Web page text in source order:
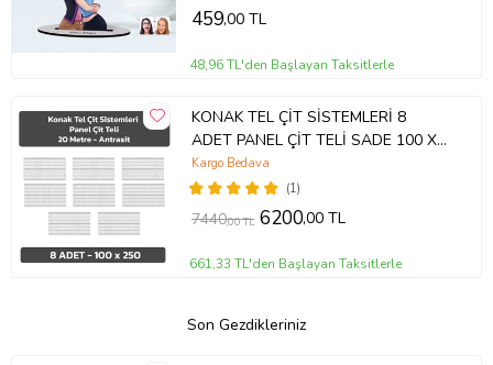
459,00 TL
48,96 TL'den Başlayan Taksitlerle
KONAK TEL ÇİT SİSTEMLERİ 8
ADET PANEL ÇİT TELİ SADE 100 X
250 CM (Antrasit)
(1)
Kargo Bedava
7440,00 TL 6200,00 TL
661,33 TL'den Başlayan Taksitlerle
Son Gezdikleriniz